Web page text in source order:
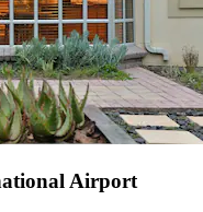
Airport